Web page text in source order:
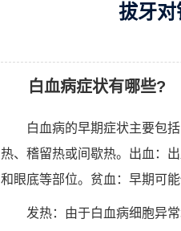
拔牙
白血病症状有哪些?
白血病的早期症状主要包
热、稽留热或间歇热。出血：
和眼底等部位。贫血：早期可
发热：由于白血病细胞异